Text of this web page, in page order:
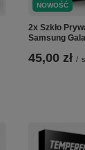
NOWOŚĆ
2x Szkło
Samsung
45,00 zł /